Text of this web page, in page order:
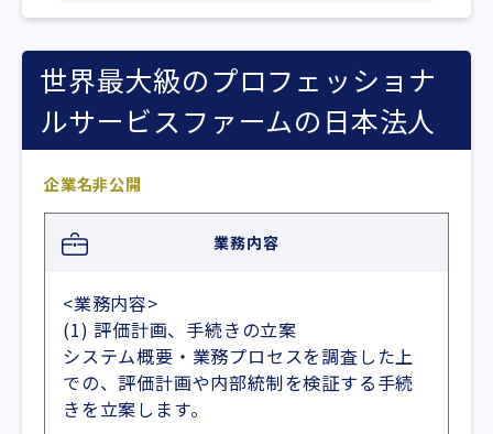
世界最大級のプロフェッショナ
ルサービスファームの日本法人
企業名非公開
業務内容
<業務内容>
(1) 評価計画、手続きの立案
システム概要・業務プロセスを調査した上
での、評価計画や内部統制を検証する手続
きを立案します。